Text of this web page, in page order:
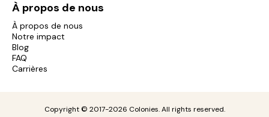
À propos de nous
À propos de nous
Notre impact
Blog
FAQ
Carrières
Copyright © 2017-2026 Colonies. All rights reserved.